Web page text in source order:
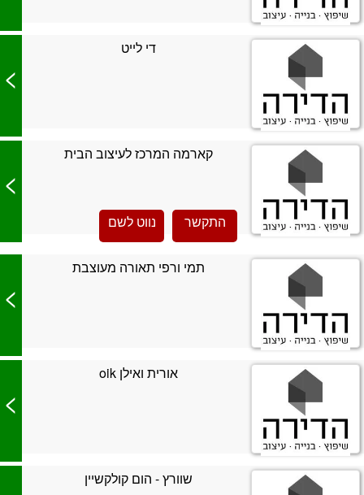
די לייט
>
קארמה המרכז לעיצוב הבית
התקשר נווט לשם
>
תמי ורפי תאורה מעוצבת
>
אורית ואילן oik
>
שוורץ - הום קולקשיין